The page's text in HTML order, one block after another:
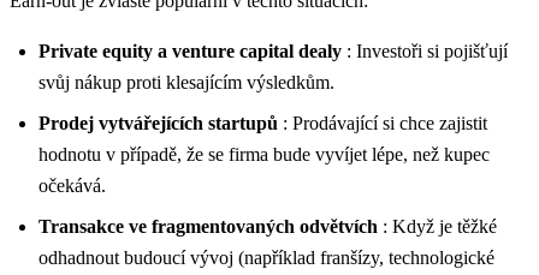
Private equity a venture capital dealy : Investoři si pojišťují
svůj nákup proti klesajícím výsledkům.
Prodej vytvářejících startupů : Prodávající si chce zajistit
hodnotu v případě, že se firma bude vyvíjet lépe, než kupec
očekává.
Transakce ve fragmentovaných odvětvích : Když je těžké
odhadnout budoucí vývoj (například franšízy, technologické